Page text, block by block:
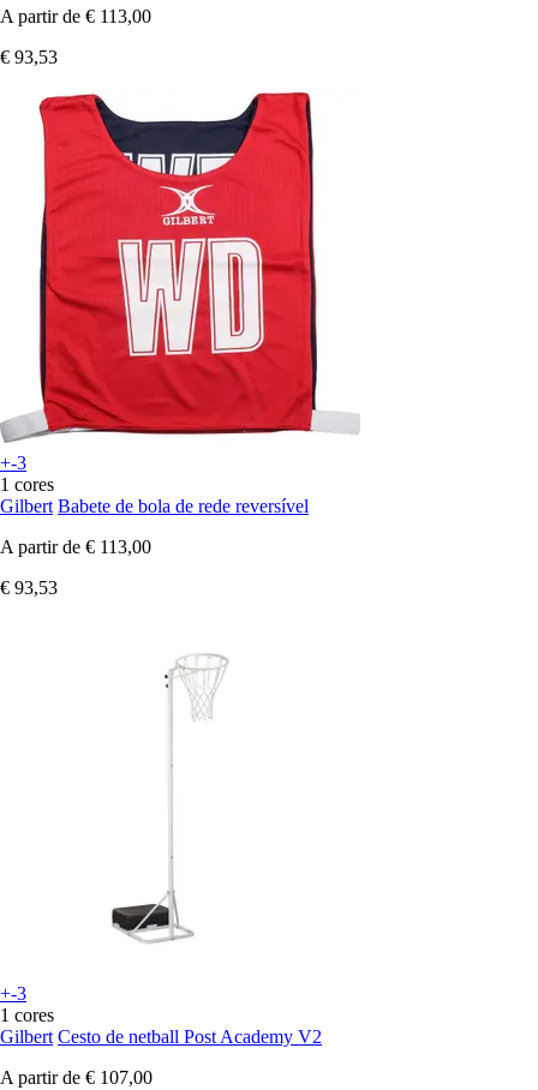
A partir de € 113,00
€ 93,53
+-3
1 cores
Gilbert Babete de bola de rede reversível
A partir de € 113,00
€ 93,53
+-3
1 cores
Gilbert Cesto de netball Post Academy V2
A partir de € 107,00